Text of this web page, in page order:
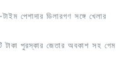
টাইম পেশাদার ডিলারগণ সঙ্গে খেলার
টাকা পুরস্কার জেতার অবকাশ সহ গেম